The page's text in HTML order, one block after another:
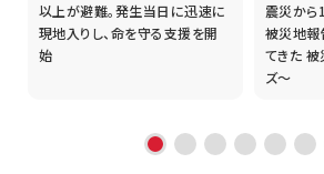
以上が避難。発生当日に迅速に
現地入りし、命を守る支援を開
始
震災から
被災地
てきた
ズ～